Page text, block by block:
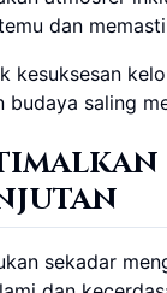
dan
kesuksesan
budaya saling
sekadar